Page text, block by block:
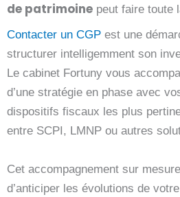
de patrimoine peut faire toute
Contacter un CGP est une
structurer intelligemment son
Le cabinet Fortuny vous
d’une stratégie en phase avec
dispositifs fiscaux les plus
entre SCPI, LMNP ou autres
Cet accompagnement sur
d’anticiper les évolutions de